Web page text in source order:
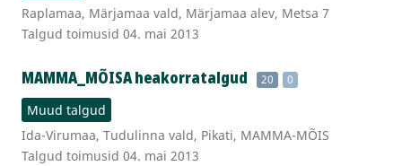
Raplamaa, Märjamaa vald, Märjamaa alev, Metsa 7
Talgud toimusid 04. mai 2013
MAMMA_MÕISA heakorratalgud 20 0
Muud talgud
Ida-Virumaa, Tudulinna vald, Pikati, MAMMA-MÕIS
Talgud toimusid 04. mai 2013